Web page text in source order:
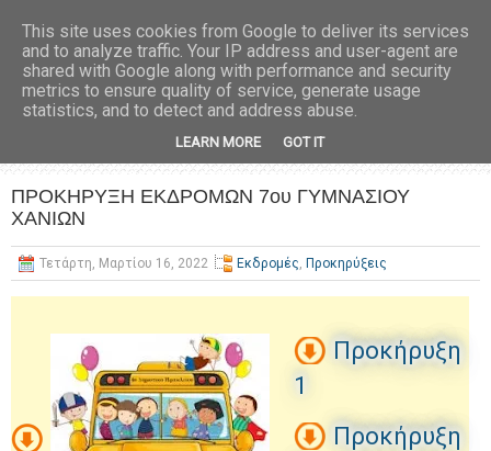
ΠΡΟΚΗΡΥΞΗ ΕΚΔΡΟΜΩΝ 7ου ΓΥΜΝΑΣΙΟΥ
ΧΑΝΙΩΝ
Τετάρτη, Μαρτίου 16, 2022 Εκδρομές, Προκηρύξεις
Προκήρυξη
1
Προκήρυξη
This site uses cookies from Google to deliver its services
and to analyze traffic. Your IP address and user-agent are
shared with Google along with performance and security
metrics to ensure quality of service, generate usage
statistics, and to detect and address abuse.
LEARN MORE GOT IT